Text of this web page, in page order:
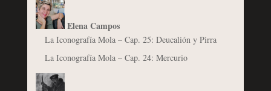
Elena Campos
La Iconografía Mola – Cap. 25: Deucalión y Pirra
La Iconografía Mola – Cap. 24: Mercurio